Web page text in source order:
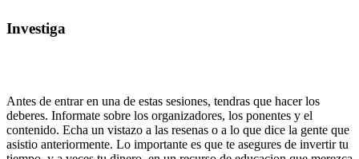
Investiga
Antes de entrar en una de estas sesiones, tendras que hacer los
deberes. Informate sobre los organizadores, los ponentes y el
contenido. Echa un vistazo a las resenas o a lo que dice la gente que
asistio anteriormente. Lo importante es que te asegures de invertir tu